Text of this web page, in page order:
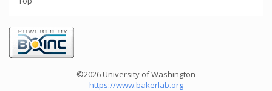
©2026 University of Washington
https://www.bakerlab.org